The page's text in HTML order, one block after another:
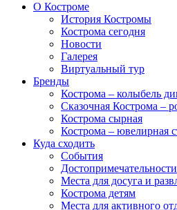
О Костроме
История Костромы
Кострома сегодня
Новости
Галерея
Виртуальный тур
Бренды
Кострома – колыбель
Сказочная Кострома –
Кострома сырная
Кострома – ювелирная
Куда сходить
События
Достопримечательности
Места для досуга и
Кострома детям
Места для активного